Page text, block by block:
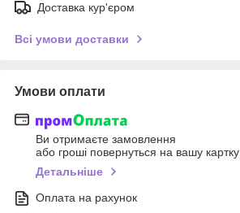
Доставка кур'єром
Всі умови доставки
Умови оплати
Ви отримаєте замовлення
або гроші повернуться на вашу картку
Детальніше
Оплата на рахунок